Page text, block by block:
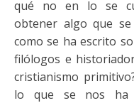
qué no en lo se
obtener algo que
como se ha escrito
filólogos e
cristianismo
lo que se nos ha